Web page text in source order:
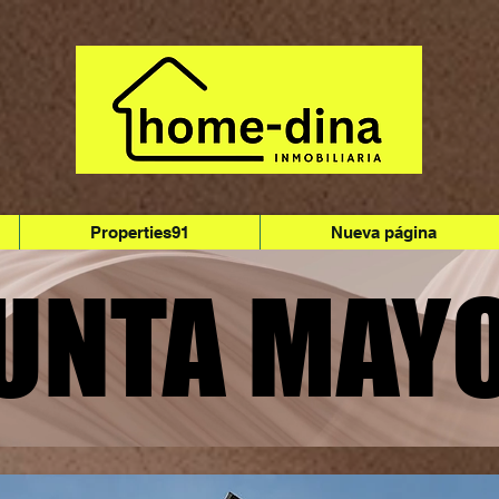
Properties91 Nueva página